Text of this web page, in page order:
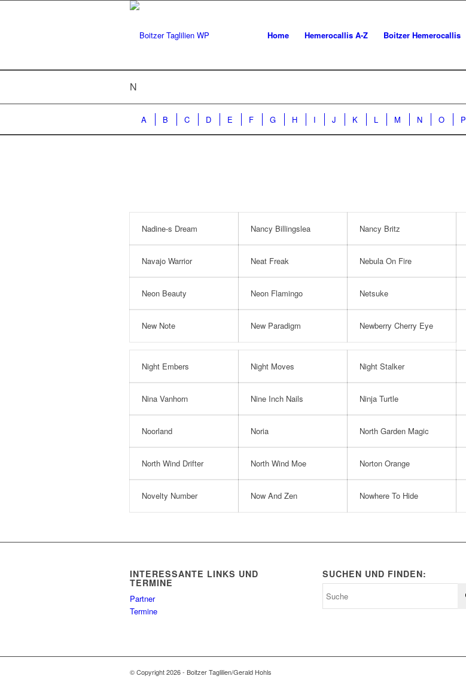
Home Hemerocallis A-Z Boitzer Hemerocallis
N
A B C D E F G H I J K L M N O P
Nadine-s Dream Nancy Billingslea Nancy Britz
Navajo Warrior Neat Freak Nebula On Fire
Neon Beauty Neon Flamingo Netsuke
New Note New Paradigm Newberry Cherry Eye
Night Embers Night Moves Night Stalker
Nina Vanhorn Nine Inch Nails Ninja Turtle
Noorland Noria North Garden Magic
North Wind Drifter North Wind Moe Norton Orange
Novelty Number Now And Zen Nowhere To Hide
INTERESSANTE LINKS UND
TERMINE
Partner
Termine
SUCHEN UND FINDEN:
© Copyright 2026 - Boitzer Taglilien/Gerald Hohls